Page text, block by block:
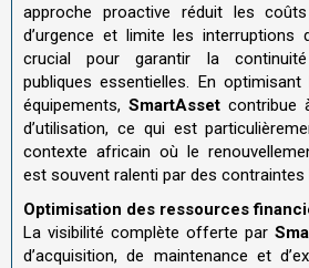
approche proactive réduit les
d’urgence et limite les
crucial pour garantir la
publiques essentielles. En
équipements, SmartAsset contribue
d’utilisation, ce qui est
contexte africain où le
est souvent ralenti par des contraintes
Optimisation des ressources
La visibilité complète offerte par
d’acquisition, de maintenance et